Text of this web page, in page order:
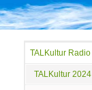
TALKultur Radio
TALKultur 2024